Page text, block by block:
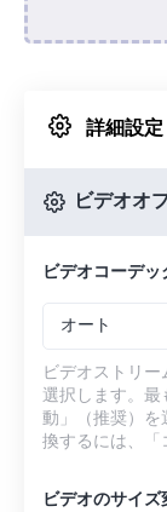
詳細設定
ビデオオ
ビデオコーデッ
オート
ビデオストリ
選択します。最
動」（推奨）を
換するには、「
ビデオのサイズ